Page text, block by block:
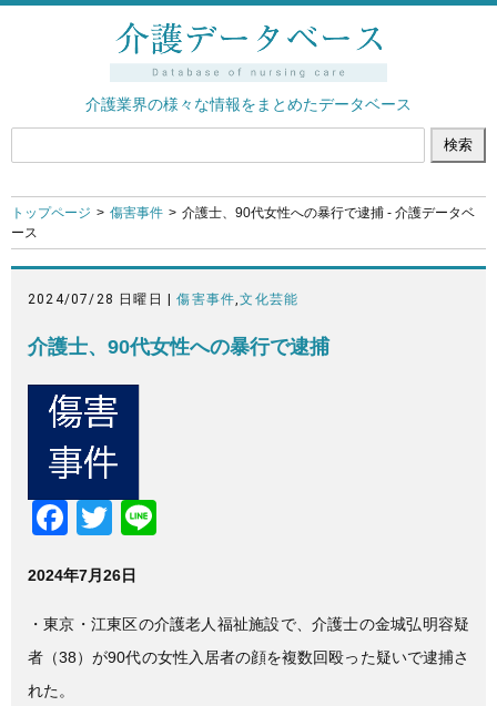
介護業界の様々な情報をまとめたデータベース
トップページ 傷害事件
介護士、90代女性への暴行で逮捕 - 介護データベ
ース
2024/07/28 日曜日 |傷害事件,文化芸能
介護士、90代女性への暴行で逮捕
F
c
e
b
T
tt
er
2024年7月26日
・東京・江東区の介護老人福祉施設で、介護士の金城弘明容疑
者（38）が90代の女性入居者の顔を複数回殴った疑いで逮捕さ
れた。